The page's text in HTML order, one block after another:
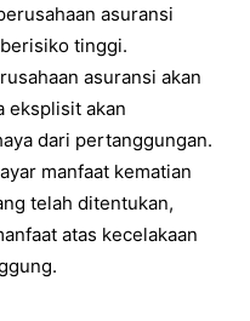
asuransi
tinggi.
asuransi akan
eksplisit akan
dari pertanggungan.
manfaat kematian
telah ditentukan,
atas kecelakaan